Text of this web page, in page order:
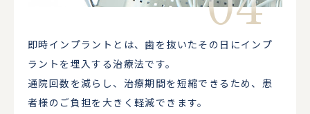
即時インプラントとは、歯を抜いたその日にインプ
ラントを埋入する治療法です。
通院回数を減らし、治療期間を短縮できるため、患
者様のご負担を大きく軽減できます。